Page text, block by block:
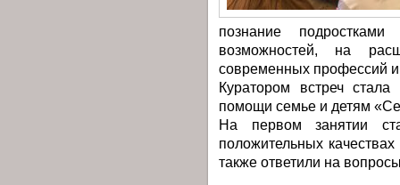
познание
возможностей, на
современных профессий
Куратором встреч стала
помощи семье и детям
На первом занятии
положительных
также ответили на